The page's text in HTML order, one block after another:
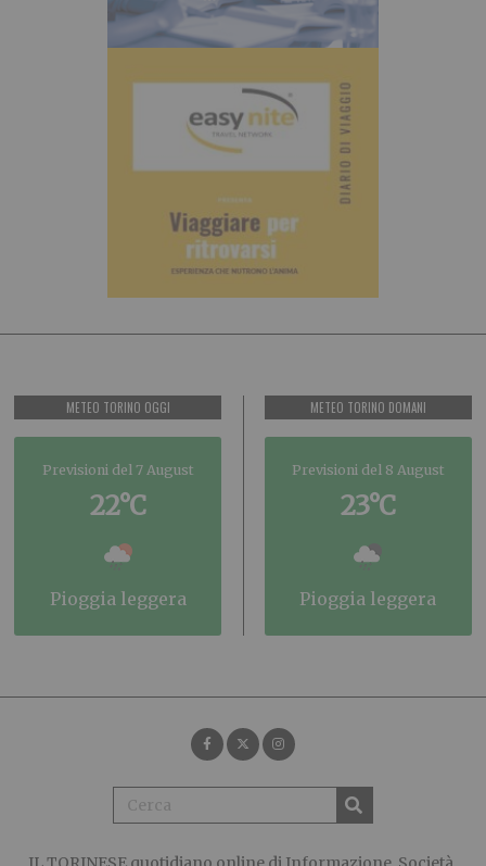
METEO TORINO OGGI
Previsioni del 7 August
22°C
pioggia leggera
METEO TORINO DOMANI
Previsioni del 8 August
23°C
pioggia leggera